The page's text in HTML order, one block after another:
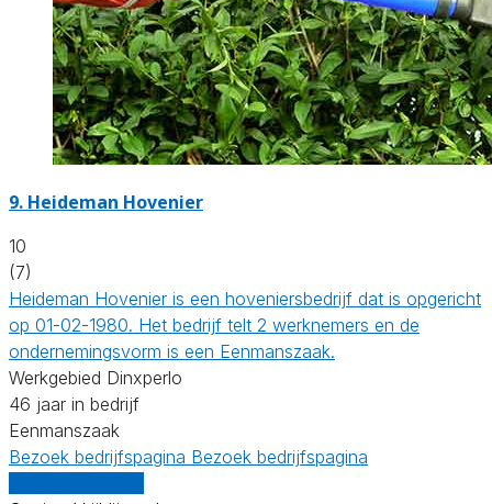
9. Heideman Hovenier
10
(7)
Heideman Hovenier is een hoveniersbedrijf dat is opgericht
op 01-02-1980. Het bedrijf telt 2 werknemers en de
ondernemingsvorm is een Eenmanszaak.
Werkgebied Dinxperlo
46 jaar in bedrijf
Eenmanszaak
Bezoek bedrijfspagina Bezoek bedrijfspagina